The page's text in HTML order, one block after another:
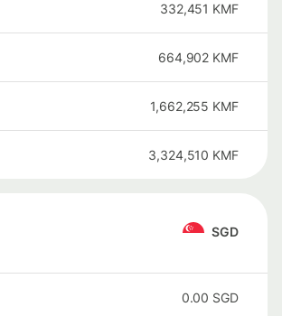
332,451 KMF
664,902 KMF
1,662,255 KMF
3,324,510 KMF
SGD
0.00 SGD